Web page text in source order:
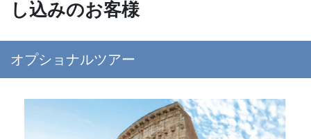
し込みのお客様
オプショナルツアー